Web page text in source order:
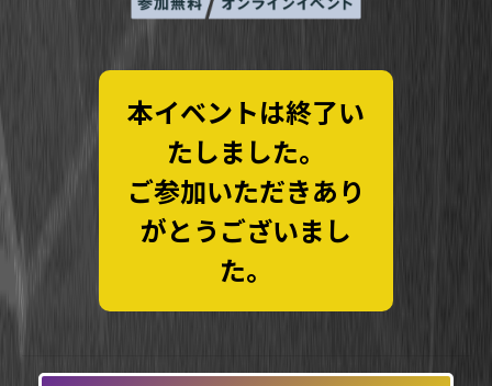
本イベントは終了い
たしました。
ご参加いただきあり
がとうございまし
た。